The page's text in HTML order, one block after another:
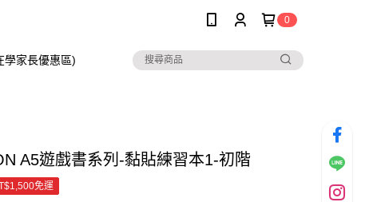
0
學家長優惠區)
A5遊戲書系列-黏貼練習本1-初階
免運